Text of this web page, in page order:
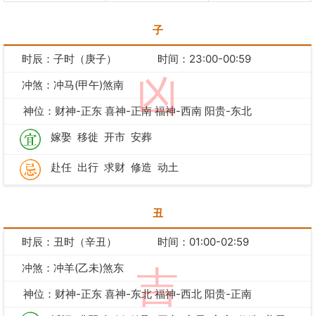
子
凶
时辰：子时（庚子）
时间：23:00-00:59
冲煞：冲马(甲午)煞南
神位：财神-正东 喜神-正南 福神-西南 阳贵-东北
嫁娶 移徙 开市 安葬
赴任 出行 求财 修造 动土
丑
吉
时辰：丑时（辛丑）
时间：01:00-02:59
冲煞：冲羊(乙未)煞东
神位：财神-正东 喜神-东北 福神-西北 阳贵-正南